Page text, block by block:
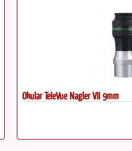
Zeiss Conquest HDX 10x42 Fernglas